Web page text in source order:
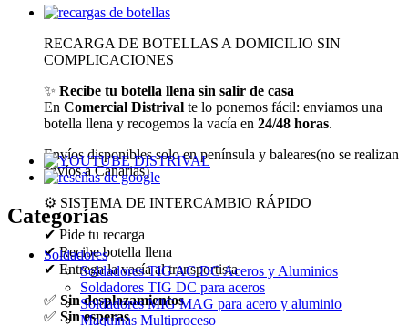
RECARGA DE BOTELLAS A DOMICILIO SIN
COMPLICACIONES
✨ Recibe tu botella llena sin salir de casa
En Comercial Distrival te lo ponemos fácil: enviamos una
botella llena y recogemos la vacía en 24/48 horas.
Envíos disponibles solo en península y baleares(no se realizan
envíos a Canarias)
⚙️ SISTEMA DE INTERCAMBIO RÁPIDO
✔ Pide tu recarga
✔ Recibe botella llena
✔ Entrega la vacía al transportista
✅ Sin desplazamientos
✅ Sin esperas
Categorías
Soldadores
Soldadores TIG AC DC Aceros y Aluminios
Soldadores TIG DC para aceros
Soldadores MIG MAG para acero y aluminio
Maquinas Multiproceso